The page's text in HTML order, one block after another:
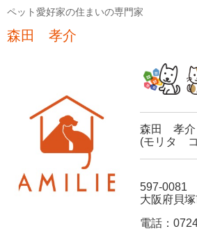
ペット愛好家の住まいの専門家
森田 孝介
森田 孝介
(モリタ
597-0081
大阪府貝
電話：